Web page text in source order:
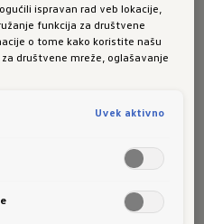
ispravan rad veb lokacije,
funkcija za društvene
o tome kako koristite našu
društvene mreže, oglašavanje
Uvek aktivno